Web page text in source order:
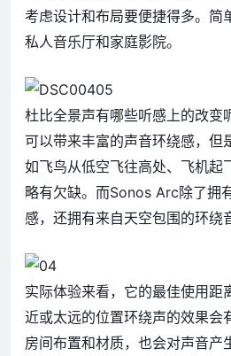
考虑设计和布局要便捷得多。简
私人音乐厅和家庭影院。
杜比全景声有哪些听感上的改变
可以带来丰富的声音环绕感，但
如飞鸟从低空飞往高处、飞机起
略有欠缺。而Sonos Arc除了拥
感，还拥有来自天空包围的环绕
实际体验来看，它的最佳使用
近或太远的位置环绕声的效果会
房间布置和材质，也会对声音产